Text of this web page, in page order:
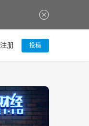
注册 投稿